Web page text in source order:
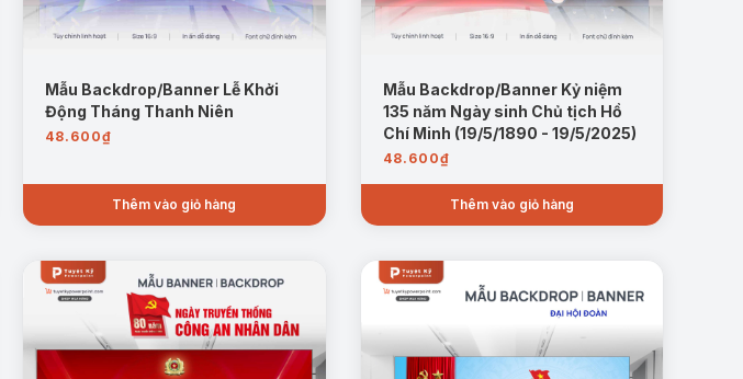
Mẫu Backdrop/Banner Lễ Khởi
Động Tháng Thanh Niên
48.600₫
Thêm vào giỏ hàng
Mẫu Backdrop/Banner Kỷ niệm
135 năm Ngày sinh Chủ tịch Hồ
Chí Minh (19/5/1890 - 19/5/2025)
48.600₫
Thêm vào giỏ hàng